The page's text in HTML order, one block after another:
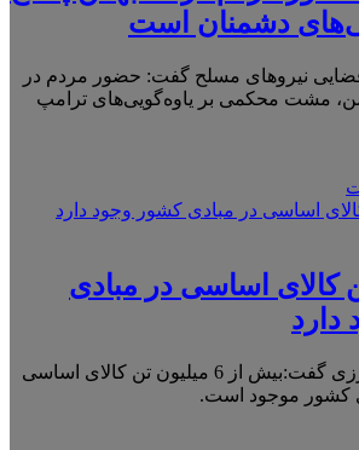
دشمنان است
نیروهای مسلح گفت: حضور مردم در
22 بهمن، مشت محکمی بر یاوه‌گویی‌های ترامپ
کالای اساسی در مبادی
دارد
وزیر جهادکشاورزی گفت:بیش از 6 میلیون تن کالای اساسی
کشور موجود است.